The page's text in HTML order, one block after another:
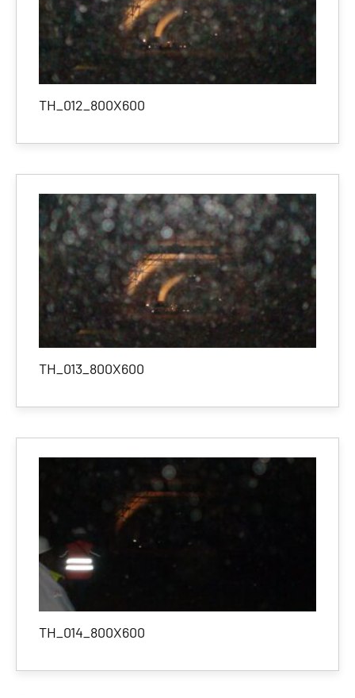
TH_012_800X600
TH_013_800X600
TH_014_800X600